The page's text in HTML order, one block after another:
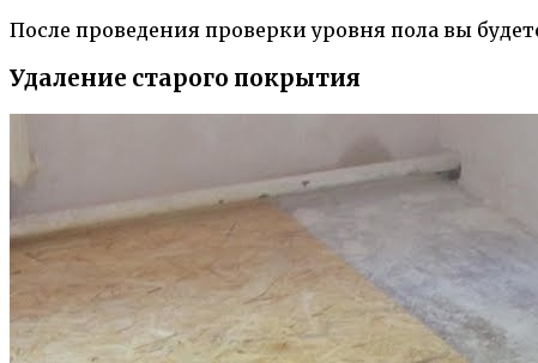
После проведения проверки уровня пола вы
Удаление старого покрытия